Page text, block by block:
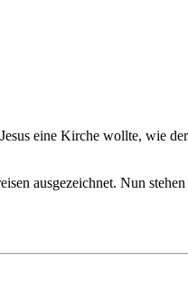
eine Kirche wollte, wie
ausgezeichnet. Nun stehen